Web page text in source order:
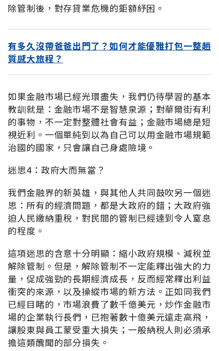
除管制後，對存貸業危機的鉅額紓困。
有多久沒帶爸爸出門了？如何才能優雅打包一整趟
質感大旅程？
如果金融市場已經光環盡失，我們仍待學習的基本
教訓就是：金融市場不是智慧泉源；對華爾街有利
的事物，不一定對整體社會有益；金融市場總是短
視近利。一個單純到以為自己可以用金融市場規範
治國的國家，只會讓自己身處險境。
迷思4：政府大而無當？
我們金融界的新英雄，與其他人共同鼓吹另一個迷
思：所有的經濟問題，都是大政府的錯；大政府強
迫人民繳納重稅，對民間的管制已經達到令人窒息
的程度。
這項迷思的含意十分明顯：縮小政府規模、減稅並
解除管制。但是，解除管制不一定能釋出強大的力
量，促成強勁的長期經濟成長，反而經常釋出利益
衝突的來源，以及操縱市場的新方法。正如同我們
已經目睹的，市場浪費了數千億美元，炒作金融市
場的企業執行長們，已抱著數十億美元遠走高飛，
讓股東與員工蒙受重大損失；一般納稅人則必須承
擔這類醜聞的部分損失。